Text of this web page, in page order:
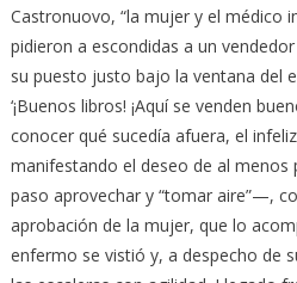
Castronuovo, “la mujer y el médico
pidieron a escondidas a un
su puesto justo bajo la ventana del
‘¡Buenos libros! ¡Aquí se venden
conocer qué sucedía afuera, el
manifestando el deseo de al
paso aprovechar y “tomar aire”—,
aprobación de la mujer, que lo
enfermo se vistió y, a despecho de